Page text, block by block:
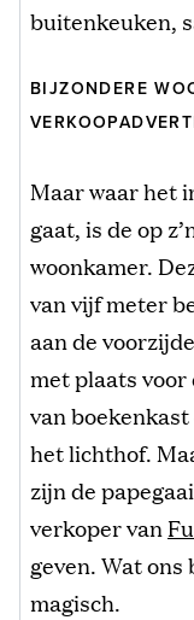
buitenkeuken,
BIJZONDERE
Maar waar het
gaat, is de op
woonkamer.
van vijf meter
aan de
met plaats voor
van
het lichthof.
zijn de
verkoper van
geven. Wat
magisch.